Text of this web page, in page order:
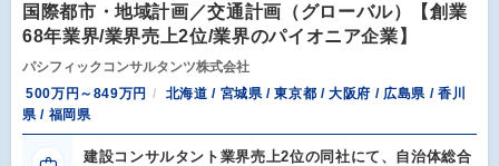
国際都市・地域計画／交通計画（グローバル）【創業
68年業界/業界売上2位/業界のパイオニア企業】
パシフィックコンサルタンツ株式会社
500万円～849万円
北海道 / 宮城県 / 東京都 / 大阪府 / 広島県 / 香川
県 / 福岡県
建設コンサルタント業界売上2位の同社にて、自治体総合